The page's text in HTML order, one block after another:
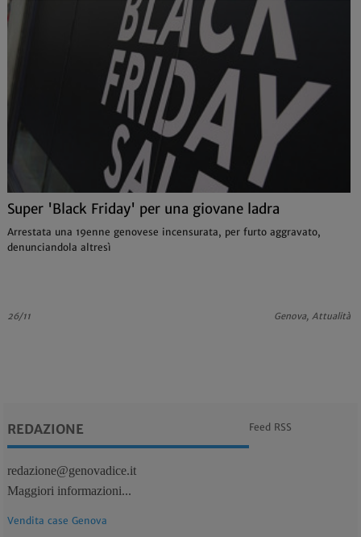
Super 'Black Friday' per una giovane ladra
Arrestata una 19enne genovese incensurata, per furto aggravato,
denunciandola altresì
26/11 Genova, Attualità
REDAZIONE
redazione@genovadice.it
Maggiori informazioni...
Vendita case Genova
Feed RSS